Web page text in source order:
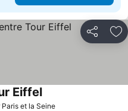
Partager
et la Seine
Eiffel